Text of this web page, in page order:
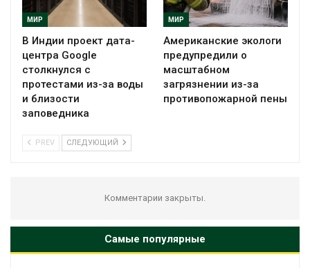
МИР
В Индии проект дата-
центра Google
столкнулся с
протестами из-за воды
и близости
заповедника
МИР
Американские экологи
предупредили о
масштабном
загрязнении из-за
противопожарной пены
PREV СЛЕДУЮЩИЙ
Комментарии закрыты.
Самые популярные